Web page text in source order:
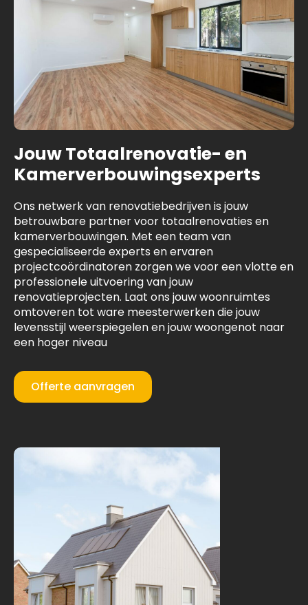
Jouw Totaalrenovatie- en
Kamerverbouwingsexperts
Ons netwerk van renovatiebedrijven is jouw
betrouwbare partner voor totaalrenovaties en
kamerverbouwingen. Met een team van
gespecialiseerde experts en ervaren
projectcoördinatoren zorgen we voor een vlotte en
professionele uitvoering van jouw
renovatieprojecten. Laat ons jouw woonruimtes
omtoveren tot ware meesterwerken die jouw
levensstijl weerspiegelen en jouw woongenot naar
een hoger niveau
Offerte aanvragen